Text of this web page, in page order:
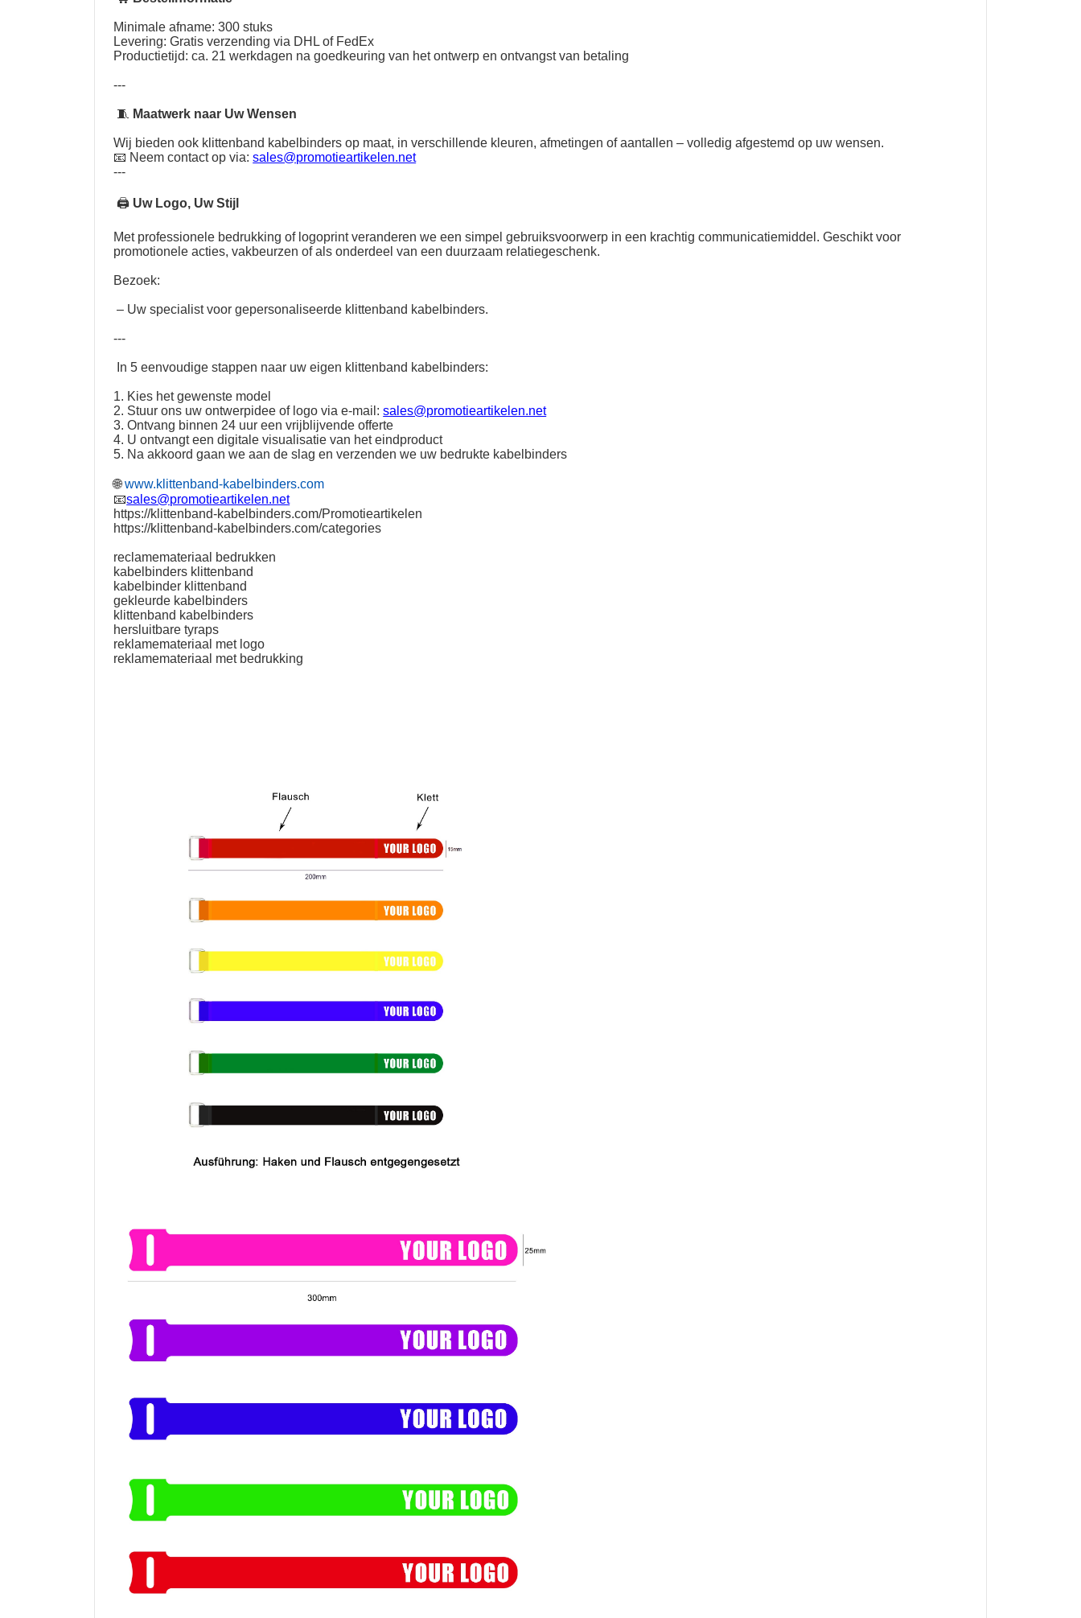
Minimale afname: 300 stuks
Levering: Gratis verzending via DHL of FedEx
Productietijd: ca. 21 werkdagen na goedkeuring van het ontwerp en ontvangst van betaling
---
🧵 Maatwerk naar Uw Wensen
Wij bieden ook klittenband kabelbinders op maat, in verschillende kleuren, afmetingen of aantallen – volledig afgestemd op uw wensen.
📧 Neem contact op via:sales@promotieartikelen.net
---
🖨 Uw Logo, Uw Stijl
Met professionele bedrukking of logoprint veranderen we een simpel gebruiksvoorwerp in een krachtig communicatiemiddel. Geschikt voor
promotionele acties, vakbeurzen of als onderdeel van een duurzaam relatiegeschenk.
Bezoek:
– Uw specialist voor gepersonaliseerde klittenband kabelbinders.
---
In 5 eenvoudige stappen naar uw eigen klittenband kabelbinders:
1. Kies het gewenste model
2. Stuur ons uw ontwerpidee of logo via e-mail:sales@promotieartikelen.net
3. Ontvang binnen 24 uur een vrijblijvende offerte
4. U ontvangt een digitale visualisatie van het eindproduct
5. Na akkoord gaan we aan de slag en verzenden we uw bedrukte kabelbinders
🌐www.klittenband-kabelbinders.com
📧sales@promotieartikelen.net
https://klittenband-kabelbinders.com/Promotieartikelen
https://klittenband-kabelbinders.com/categories
reclamemateriaal bedrukken
kabelbinders klittenband
kabelbinder klittenband
gekleurde kabelbinders
klittenband kabelbinders
hersluitbare tyraps
reklamemateriaal met logo
reklamemateriaal met bedrukking